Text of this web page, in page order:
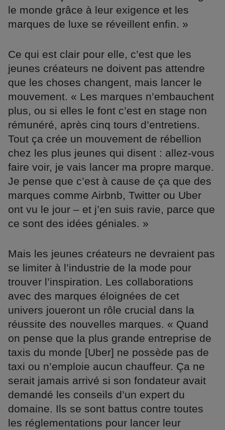
le monde grâce à leur exigence et les
marques de luxe se réveillent enfin. »
Ce qui est clair pour elle, c’est que les
jeunes créateurs ne doivent pas attendre
que les choses changent, mais lancer le
mouvement. « Les marques n’embauchent
plus, ou si elles le font c’est en stage non
rémunéré, après cinq tours d’entretiens.
Tout ça crée un mouvement de rébellion
chez les plus jeunes qui disent : allez-vous
faire voir, je vais lancer ma propre marque.
Je pense que c’est à cause de ça que des
marques comme Airbnb, Twitter ou Uber
ont vu le jour – et j’en suis ravie, parce que
ce sont des idées géniales. »
Mais les jeunes créateurs ne devraient pas
se limiter à l’industrie de la mode pour
trouver l’inspiration. Les collaborations
avec des marques éloignées de cet
univers joueront un rôle crucial dans la
réussite des nouvelles marques. « Quand
on pense que la plus grande entreprise de
taxis du monde [Uber] ne possède pas de
taxi ou n’emploie aucun chauffeur. Ça ne
serait jamais arrivé si son fondateur avait
demandé les conseils d’un expert du
domaine. Ils se sont battus contre toutes
les réglementations pour lancer leur